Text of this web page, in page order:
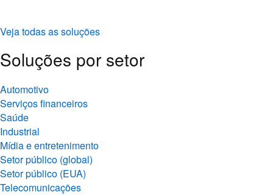
Veja todas as soluções
Soluções por setor
Automotivo
Serviços financeiros
Saúde
Industrial
Mídia e entretenimento
Setor público (global)
Setor público (EUA)
Telecomunicações